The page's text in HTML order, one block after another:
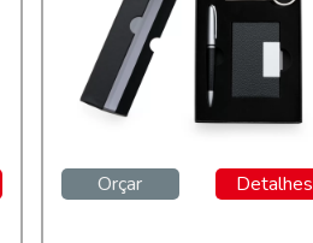
Orçar Detalhes